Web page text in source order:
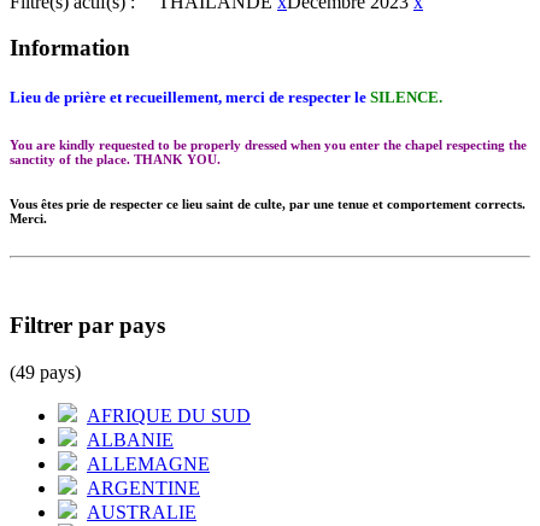
Information
Lieu de prière et recueillement, merci de respecter le SILENCE.
You are kindly requested to be properly dressed when you enter the chapel respecting the
sanctity of the place. THANK YOU.
Vous êtes prie de respecter ce lieu saint de culte, par une tenue et comportement corrects.
Merci.
Filtrer par pays
(49 pays)
AFRIQUE DU SUD
ALBANIE
ALLEMAGNE
ARGENTINE
AUSTRALIE